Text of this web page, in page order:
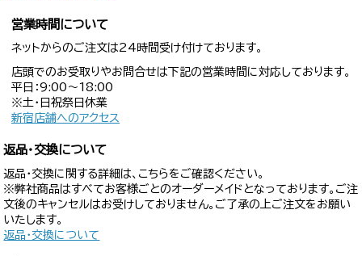
営業時間について
ネットからのご注文は24時間受け付けております。
店頭でのお受取りやお問合せは下記の営業時間に対応しております。
平日：9:00〜18:00
※土・日祝祭日休業
新宿店舗へのアクセス
返品・交換について
返品・交換に関する詳細は、こちらをご確認ください。
※弊社商品はすべてお客様ごとのオーダーメイドとなっております。ご注
文後のキャンセルはお受けしておりません。ご了承の上ご注文をお願い
いたします。
返品・交換について